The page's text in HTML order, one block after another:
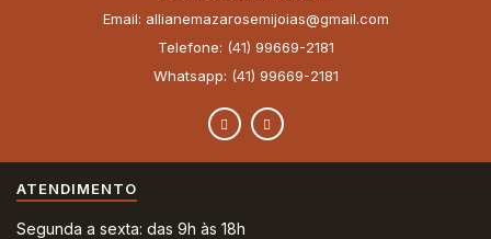
Email: allianemazarosemijoias@gmail.com
Telefone: (41) 99669-2181
Whatsapp: (41) 99669-2181
ATENDIMENTO
Segunda a sexta: das 9h às 18h